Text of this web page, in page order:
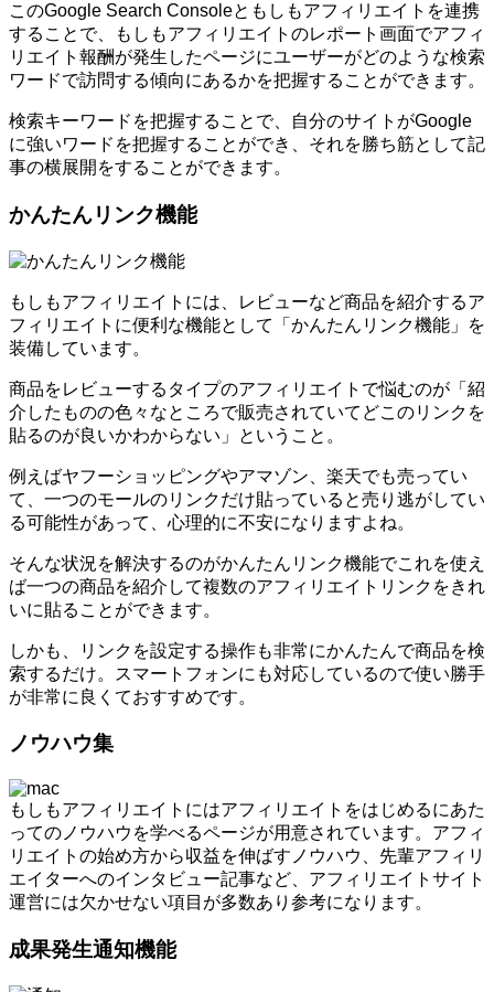
このGoogle Search Consoleともしもアフィリエイトを連携
することで、もしもアフィリエイトのレポート画面でアフィ
リエイト報酬が発生したページにユーザーがどのような検索
ワードで訪問する傾向にあるかを把握することができます。
検索キーワードを把握することで、自分のサイトがGoogle
に強いワードを把握することができ、それを勝ち筋として記
事の横展開をすることができます。
かんたんリンク機能
もしもアフィリエイトには、レビューなど商品を紹介するア
フィリエイトに便利な機能として「かんたんリンク機能」を
装備しています。
商品をレビューするタイプのアフィリエイトで悩むのが「紹
介したものの色々なところで販売されていてどこのリンクを
貼るのが良いかわからない」ということ。
例えばヤフーショッピングやアマゾン、楽天でも売ってい
て、一つのモールのリンクだけ貼っていると売り逃がしてい
る可能性があって、心理的に不安になりますよね。
そんな状況を解決するのがかんたんリンク機能でこれを使え
ば一つの商品を紹介して複数のアフィリエイトリンクをきれ
いに貼ることができます。
しかも、リンクを設定する操作も非常にかんたんで商品を検
索するだけ。スマートフォンにも対応しているので使い勝手
が非常に良くておすすめです。
ノウハウ集
もしもアフィリエイトにはアフィリエイトをはじめるにあた
ってのノウハウを学べるページが用意されています。アフィ
リエイトの始め方から収益を伸ばすノウハウ、先輩アフィリ
エイターへのインタビュー記事など、アフィリエイトサイト
運営には欠かせない項目が多数あり参考になります。
成果発生通知機能